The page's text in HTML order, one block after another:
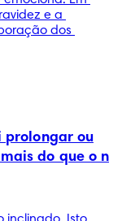
e a
dos
prolongar ou
do que o n